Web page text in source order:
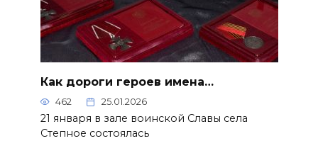
Как дороги героев имена…
462 25.01.2026
21 января в зале воинской Славы села
Степное состоялась